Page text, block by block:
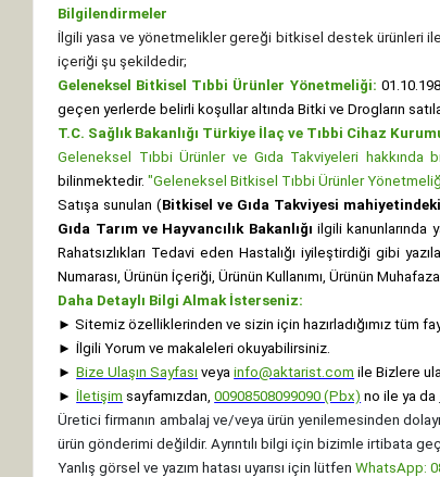
Bilgilendirmeler
İlgili yasa ve yönetmelikler gereği bitkisel destek ürünleri
içeriği şu şekildedir;
Geleneksel Bitkisel Tıbbi Ürünler Yönetmeliği:
geçen yerlerde belirli koşullar altında Bitki ve Drogların
T.C. Sağlık Bakanlığı Türkiye İlaç ve Tıbbi Cihaz
Geleneksel Tıbbi Ürünler ve Gıda Takviyeleri hakkında
bilinmektedir."Geleneksel Bitkisel Tıbbi Ürünler
Satışa sunulan (Bitkisel ve Gıda Takviyesi
Gıda Tarım ve Hayvancılık Bakanlığı ilgili kanunlarında
Rahatsızlıkları Tedavi eden Hastalığı iyileştirdiği gibi
Numarası, Ürünün İçeriği, Ürünün Kullanımı, Ürünün
Daha Detaylı Bilgi Almak İsterseniz:
► Sitemiz özelliklerinden ve sizin için hazırladığımız tüm
► İlgili Yorum ve makaleleri okuyabilirsiniz.
► Bize Ulaşın Sayfası veya info@aktarist.com ile Bizlere
► İletişim sayfamızdan,00908508099090 (Pbx) no ile ya da
Üretici firmanın ambalaj ve/veya ürün yenilemesinden
ürün gönderimi değildir. Ayrıntılı bilgi için bizimle irtibata
Yanlış görsel ve yazım hatası uyarısı için lütfenWhatsApp: